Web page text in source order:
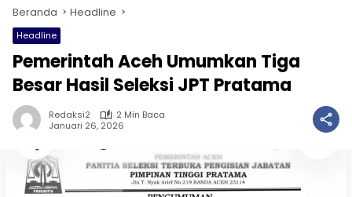
Beranda Headline
Headline
Pemerintah Aceh Umumkan Tiga
Besar Hasil Seleksi JPT Pratama
Redaksi2
2 Min Baca
Januari 26, 2026